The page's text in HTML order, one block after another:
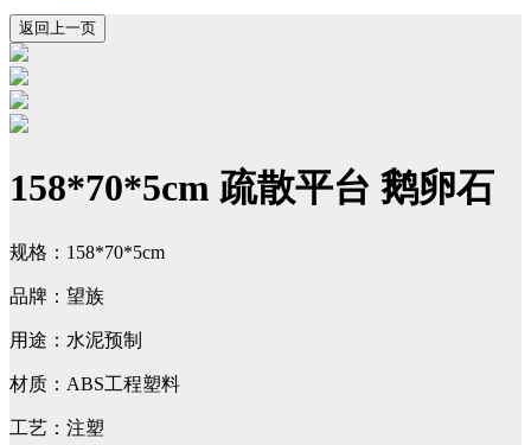
158*70*5cm 疏散平台 鹅卵石
规格：158*70*5cm
品牌：望族
用途：水泥预制
材质：ABS工程塑料
工艺：注塑